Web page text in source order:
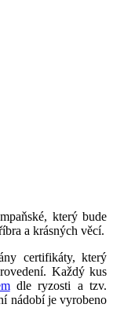
který bude
a krásných věcí.
certifikáty, který
Každý kus
dle ryzosti a tzv.
nádobí je vyrobeno